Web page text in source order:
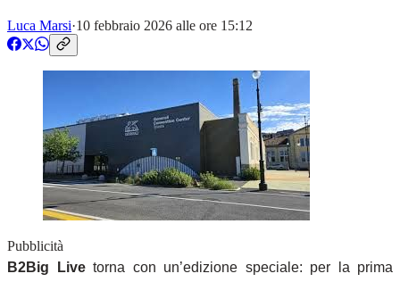
Luca Marsi·10 febbraio 2026 alle ore 15:12
Pubblicità
B2Big Livetorna con un’edizione speciale: per la prima